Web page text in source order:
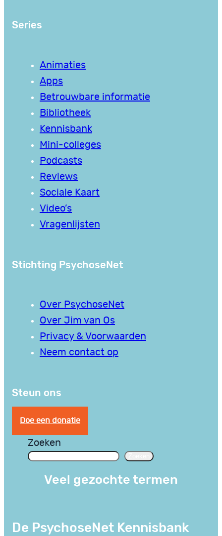
Series
Animaties
Apps
Betrouwbare informatie
Bibliotheek
Kennisbank
Mini-colleges
Podcasts
Reviews
Sociale Kaart
Video’s
Vragenlijsten
Stichting PsychoseNet
Over PsychoseNet
Over Jim van Os
Privacy & Voorwaarden
Neem contact op
Steun ons
Doe een donatie
Zoeken
Veel gezochte termen
De PsychoseNet Kennisbank